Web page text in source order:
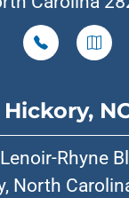
Hickory,
Rhyne
North